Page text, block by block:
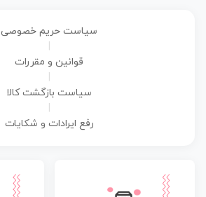
سیاست حریم خصوصی
قوانین و مقررات
سیاست بازگشت کالا
رفع ایرادات و شکایات